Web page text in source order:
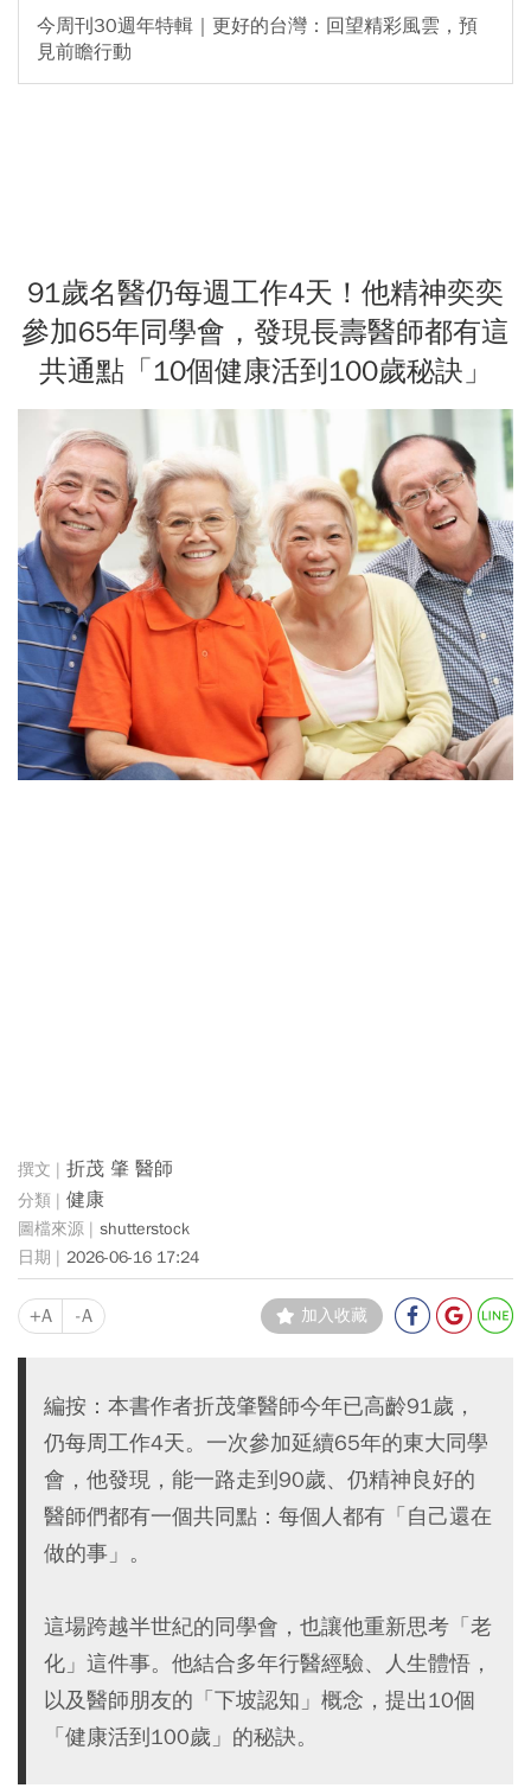
今周刊30週年特輯｜更好的台灣：回望精彩風雲，預
見前瞻行動
91歲名醫仍每週工作4天！他精神奕奕
參加65年同學會，發現長壽醫師都有這
共通點「10個健康活到100歲秘訣」
折茂 肇 醫師
健康
shutterstock
2026-06-16 17:24
+A -A 加入收藏
編按：本書作者折茂肇醫師今年已高齡91歲，
仍每周工作4天。一次參加延續65年的東大同學
會，他發現，能一路走到90歲、仍精神良好的
醫師們都有一個共同點：每個人都有「自己還在
做的事」。
這場跨越半世紀的同學會，也讓他重新思考「老
化」這件事。他結合多年行醫經驗、人生體悟，
以及醫師朋友的「下坡認知」概念，提出10個
「健康活到100歲」的秘訣。